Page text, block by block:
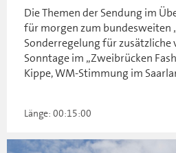
Die Themen der Sendung im
für morgen zum bundesweiten
Sonderregelung für
Sonntage im „Zweibrücken
Kippe, WM-Stimmung im
Länge: 00:15:00